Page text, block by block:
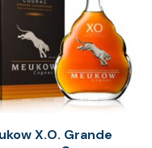
X.O. Grande